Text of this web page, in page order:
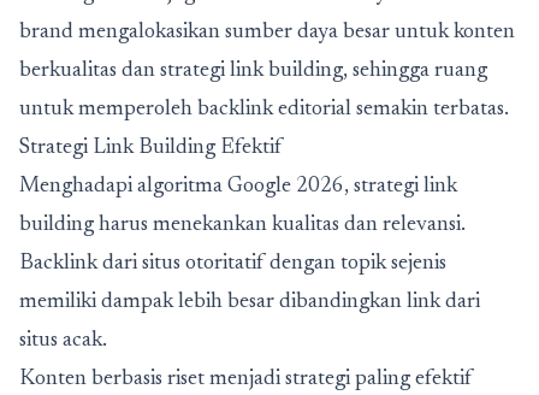
brand mengalokasikan sumber daya besar untuk konten
berkualitas dan strategi link building, sehingga ruang
untuk memperoleh backlink editorial semakin terbatas.
Strategi Link Building Efektif
Menghadapi algoritma Google 2026, strategi link
building harus menekankan kualitas dan relevansi.
Backlink dari situs otoritatif dengan topik sejenis
memiliki dampak lebih besar dibandingkan link dari
situs acak.
Konten berbasis riset menjadi strategi paling efektif